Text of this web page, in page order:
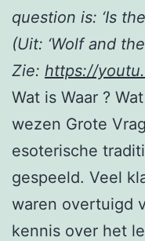
question is: ‘Is
(Uit: ‘Wolf and
Zie: https://
Wat is Waar ?
wezen Grote
esoterische
gespeeld. Veel
waren overtuigd
kennis over het